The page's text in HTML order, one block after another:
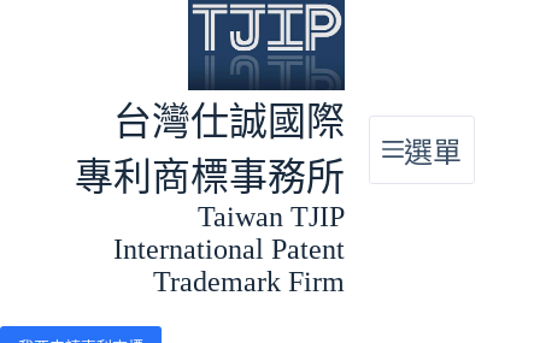
台灣仕誠國際
專利商標事務所
Taiwan TJIP
International Patent
Trademark Firm
選單